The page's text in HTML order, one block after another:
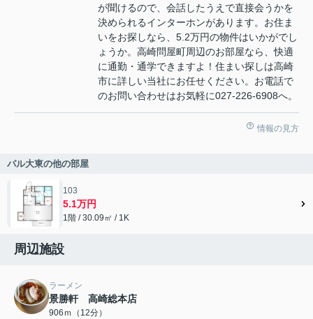
が聞けるので、会話したうえで直接会うかを
決められるインターホンがあります。お住ま
いをお探しなら、5.2万円の物件はいかがでし
ょうか。高崎問屋町周辺のお部屋なら、快適
に通勤・通学できますよ！住まい探しは高崎
市に詳しい当社にお任せください。お電話で
のお問い合わせはお気軽に027-226-6908へ。
情報の見方
パル大東の他の部屋
103
5.1万円
1階 / 30.09㎡ / 1K
周辺施設
ラーメン
景勝軒 高崎総本店
906ｍ（12分）